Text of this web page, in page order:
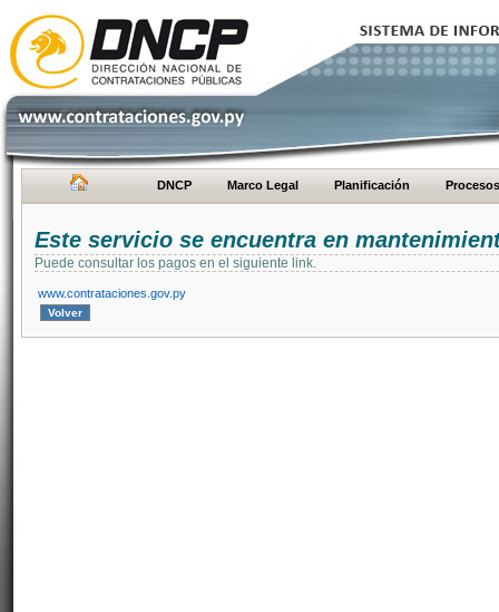
DNCP Marco Legal Planificación Procesos
Este servicio se encuentra en
Puede consultar los pagos en el siguiente link.
www.contrataciones.gov.py